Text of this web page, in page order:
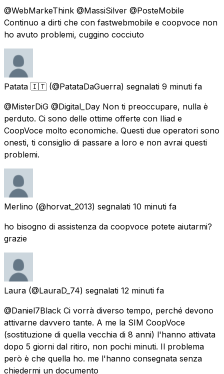
@WebMarkeThink @MassiSilver @PosteMobile
Continuo a dirti che con fastwebmobile e coopvoce non
ho avuto problemi, cuggino cocciuto
Patata 🇮🇹 (@PatataDaGuerra) segnalati 9 minuti fa
@MisterDiG @Digital_Day Non ti preoccupare, nulla è
perduto. Ci sono delle ottime offerte con Iliad e
CoopVoce molto economiche. Questi due operatori sono
onesti, ti consiglio di passare a loro e non avrai questi
problemi.
Merlino (@horvat_2013) segnalati 10 minuti fa
ho bisogno di assistenza da coopvoce potete aiutarmi?
grazie
Laura (@LauraD_74) segnalati 12 minuti fa
@Daniel7Black Ci vorrà diverso tempo, perché devono
attivarne davvero tante. A me la SIM CoopVoce
(sostituzione di quella vecchia di 8 anni) l'hanno attivata
dopo 5 giorni dal ritiro, non pochi minuti. Il problema
però è che quella ho. me l'hanno consegnata senza
chiedermi un documento